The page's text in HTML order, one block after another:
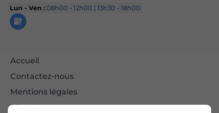
Lun - Ven :08h00 - 12h00 | 13h30 - 18h00
Accueil
Contactez-nous
Mentions légales
Plan du site